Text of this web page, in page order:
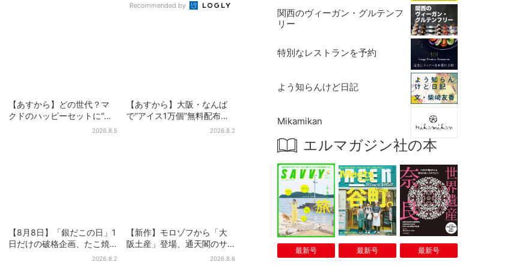
Recommended by
【あすから】どの世代？マ
クドのハッピーセットに“ポ
ケモンおもちゃ”、歴代30匹
2026.8.5
【あすから】大阪・なんば
で“アイス1万個”無料配布…2
日間限定で、ロッテの人気
2026.8.2
【8月8日】「銀だこの日」1
日だけの破格企画、たこ焼
き1舟が88円に…先着88名2026.8.2
【新作】モロゾフから「大
阪土産」登場、通天閣のサ
クサクスイーツ 6カ所で順2026.8.6
関西のヴィーガン・グルテンフ
リー
特別なレストランを予約
よう知らんけど日記
Mikamikan
エルマガジン社の本
最新号 最新号 最新号